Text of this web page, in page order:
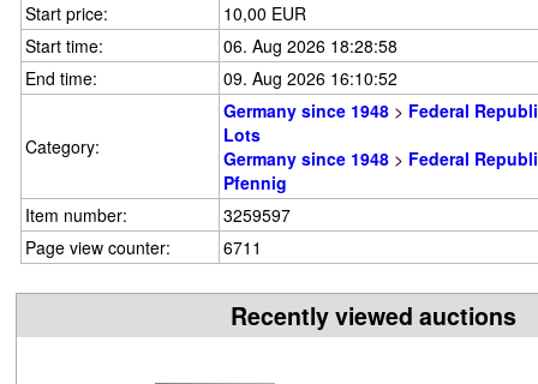
Start price:
10,00 EUR
Start time:
06. Aug 2026 18:28:58
End time:
09. Aug 2026 16:10:52
Category:
Germany since 1948 > Federal
Lots
Germany since 1948 > Federal
Pfennig
Item number:
3259597
Page view counter:
6711
Recently viewed auctions